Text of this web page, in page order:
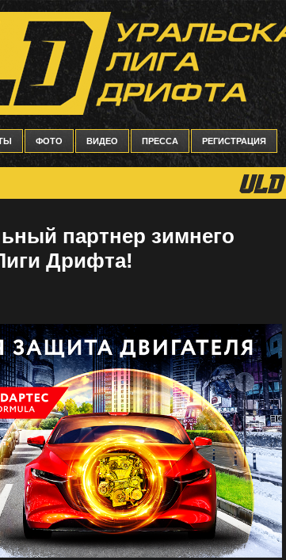
ФОТО ВИДЕО ПРЕССА РЕГИСТРАЦИЯ
партнер зимнего
Дрифта!